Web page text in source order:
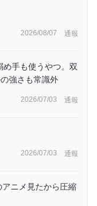
2026/08/07 通報
手も使うやつ。双
強さも常識外
2026/07/03 通報
2026/07/03 通報
ニメ見たから圧縮